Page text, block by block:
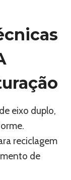
eixo duplo,
reciclagem
de